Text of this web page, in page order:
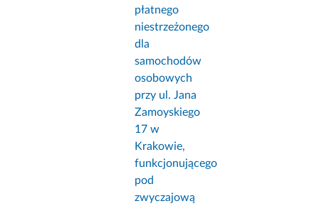
płatnego
niestrzeżonego
dla
samochodów
osobowych
przy ul. Jana
Zamoyskiego
17 w
Krakowie,
funkcjonującego
pod
zwyczajową